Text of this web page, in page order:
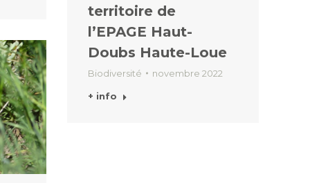
territoire de
l’EPAGE Haut-
Doubs Haute-Loue
Biodiversité novembre 2022
+ info